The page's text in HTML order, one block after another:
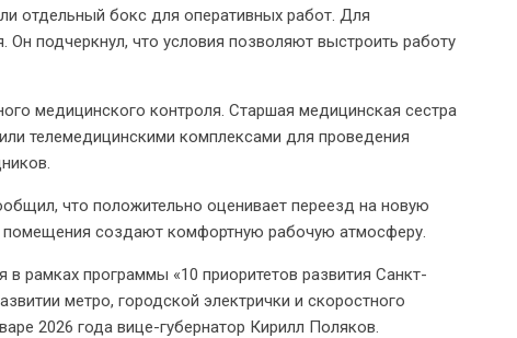
отдельный бокс для оперативных работ. Для
подчеркнул, что условия позволяют выстроить работу
медицинского контроля. Старшая медицинская сестра
телемедицинскими комплексами для проведения
что положительно оценивает переезд на новую
создают комфортную рабочую атмосферу.
рамках программы «10 приоритетов развития Санкт-
метро, городской электрички и скоростного
2026 года вице-губернатор Кирилл Поляков.